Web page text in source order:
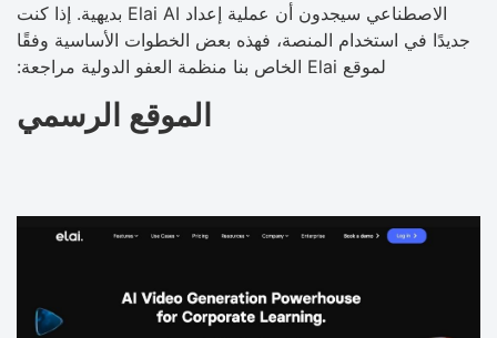
الاصطناعي سيجدون أن عملية إعداد Elai AI بديهية. إذا كنت
جديدًا في استخدام المنصة، فهذه بعض الخطوات الأساسية وفقًا
لموقع Elai الخاص بنا منظمة العفو الدولية مراجعة:
الموقع الرسمي